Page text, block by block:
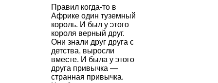
Правил когда-то в
Африке один туземный
король. И был у этого
короля верный друг.
Они знали друг друга с
детства, выросли
вместе. И была у этого
друга привычка —
странная привычка.